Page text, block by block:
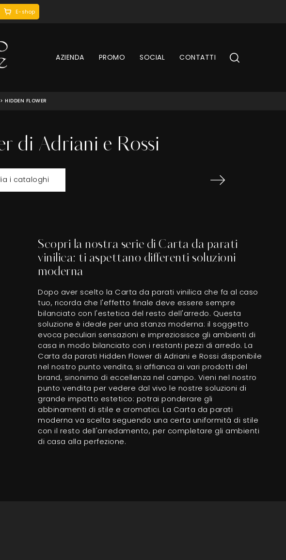
E-shop
AZIENDA PROMO SOCIAL CONTATTI
>HIDDEN FLOWER
di Adriani e Rossi
i cataloghi
Scopri la nostra serie di Carta da parati
vinilica: ti aspettano differenti soluzioni
moderna
Dopo aver scelto la Carta da parati vinilica che fa al caso
tuo, ricorda che l'effetto finale deve essere sempre
bilanciato con l'estetica del resto dell'arredo. Questa
soluzione è ideale per una stanza moderna: il soggetto
evoca peculiari sensazioni e impreziosisce gli ambienti di
casa in modo bilanciato con i restanti pezzi di arredo. La
Carta da parati Hidden Flower di Adriani e Rossi disponibile
nel nostro punto vendita, si affianca ai vari prodotti del
brand, sinonimo di eccellenza nel campo. Vieni nel nostro
punto vendita per vedere dal vivo le nostre soluzioni di
grande impatto estetico: potrai ponderare gli
abbinamenti di stile e cromatici. La Carta da parati
moderna va scelta seguendo una certa uniformità di stile
con il resto dell'arredamento, per completare gli ambienti
di casa alla perfezione.